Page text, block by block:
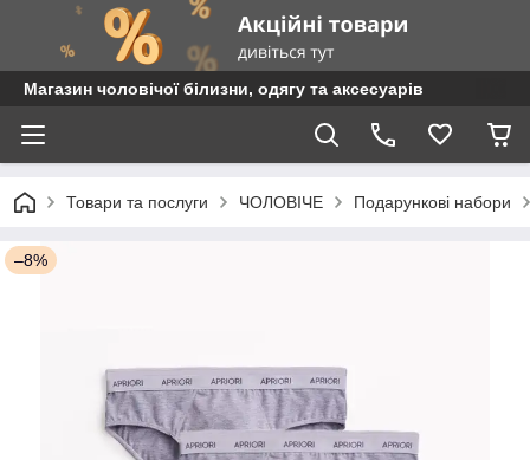
Магазин чоловічої білизни, одягу та аксесуарів
Товари та послуги ЧОЛОВІЧЕ Подарункові набори
–8%